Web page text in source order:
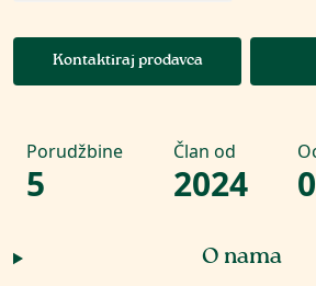
Kontaktiraj prodavca
Porudžbine
5
Član od
2024 0
O nama